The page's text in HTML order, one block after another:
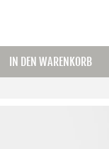
IN DEN WARENKORB